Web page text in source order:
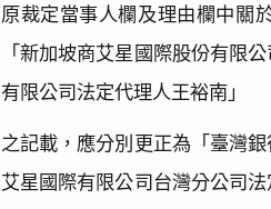
原裁定當事人欄及理由欄中關
「新加坡商艾星國際股份有限
有限公司法定代理人王裕南」
之記載，應分別更正為「臺灣
艾星國際有限公司台灣分公司